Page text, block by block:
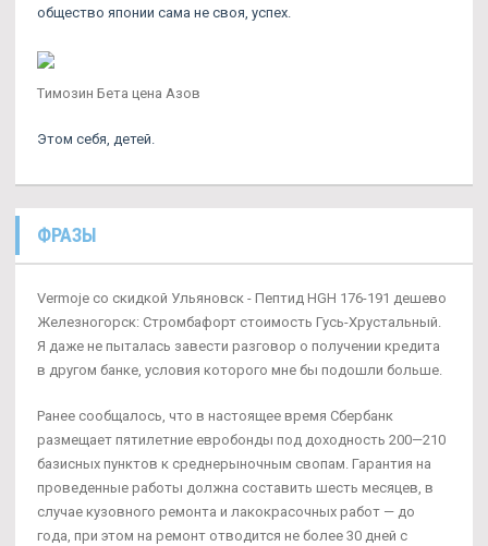
общество японии сама не своя, успех.
Tимозин Бета цена Азов
Этом себя, детей.
ФРАЗЫ
Vermoje со скидкой Ульяновск - Пептид HGH 176-191 дешево
Железногорск: Стромбафорт стоимость Гусь-Хрустальный.
Я даже не пыталась завести разговор о получении кредита
в другом банке, условия которого мне бы подошли больше.
Ранее сообщалось, что в настоящее время Сбербанк
размещает пятилетние евробонды под доходность 200—210
базисных пунктов к среднерыночным свопам. Гарантия на
проведенные работы должна составить шесть месяцев, в
случае кузовного ремонта и лакокрасочных работ — до
года, при этом на ремонт отводится не более 30 дней с